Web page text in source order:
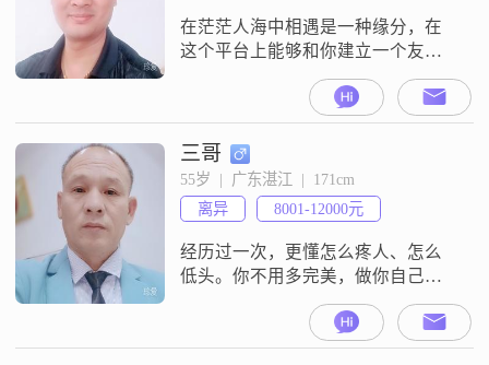
在茫茫人海中相遇是一种缘分，在
这个平台上能够和你建立一个友谊
的联系。是我们的开始。我希望我
们的开始是充满故事的，我也希望
我们能够彼此走进彼此大家的内
心。我中有你，你中有我，我就是
土，你就是水，我们掺和在一起就
变成稀泥，然后我和你融入到一
起。去建立我们美好的家庭。让我
陪伴在你的身边，相拥相互相爱相
扑，感恩遇见你。
三哥
55岁  |  广东湛江  |  171cm
离异
8001-12000元
经历过一次，更懂怎么疼人、怎么
低头。你不用多完美，做你自己就